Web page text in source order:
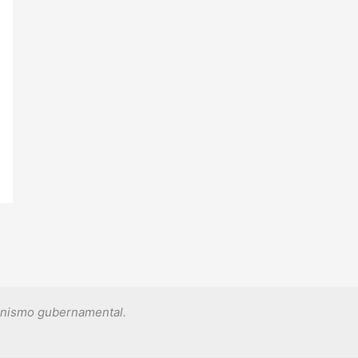
gubernamental.